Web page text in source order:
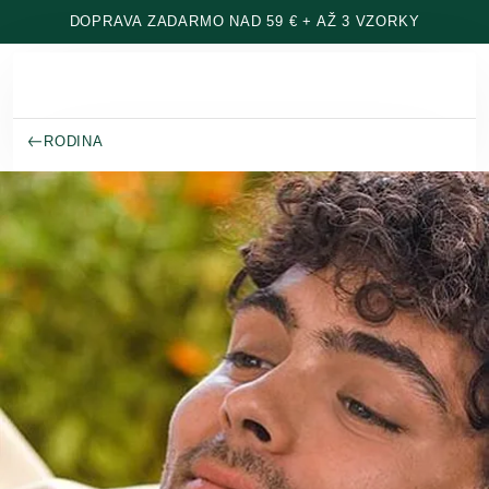
Prejsť na hlavný obsah
DOPRAVA ZADARMO NAD 59 € + AŽ 3 VZORKY
RODINA